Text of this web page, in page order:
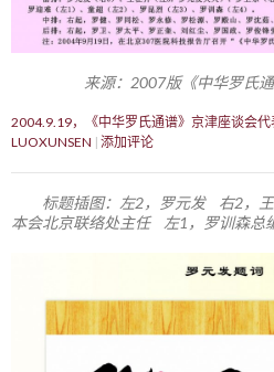
来源：2007版《中华罗
2004.9.19，《中华罗氏通谱》京津座谈会代
LUOXUNSEN 添加评论
标题插图：左2，罗元发 右2，
本会北京联络处主任 左1，罗训森总